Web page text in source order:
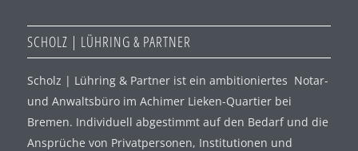
SCHOLZ | LÜHRING & PARTNER
Scholz | Lühring & Partner ist ein ambitioniertes Notar-
und Anwaltsbüro im Achimer Lieken-Quartier bei
Bremen. Individuell abgestimmt auf den Bedarf und die
Ansprüche von Privatpersonen, Institutionen und